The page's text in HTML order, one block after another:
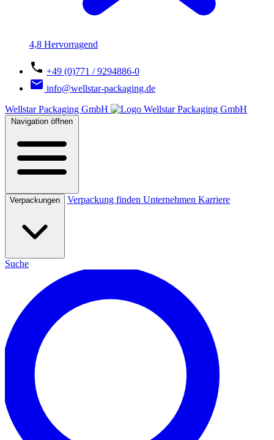
4,8 Hervorragend
+49 (0)771 / 9294886-0
info@wellstar-packaging.de
Wellstar Packaging GmbH
Navigation öffnen
Verpackungen Verpackung finden Unternehmen Karriere
Suche